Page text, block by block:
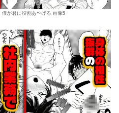
僕が君に役割あ〜げる 画像5